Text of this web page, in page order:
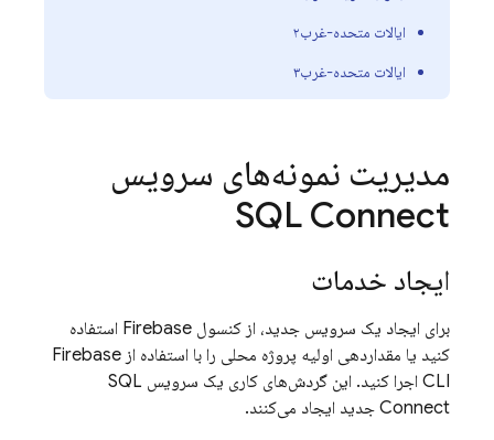
ایالات متحده-غرب۲
ایالات متحده-غرب۳
مدیریت نمونه‌های سرویس
SQL Connect
ایجاد خدمات
برای ایجاد یک سرویس جدید، از کنسول Firebase استفاده
کنید یا مقداردهی اولیه پروژه محلی را با استفاده از Firebase
CLI اجرا کنید. این گردش‌های کاری یک سرویس
SQL
Connect جدید ایجاد می‌کنند.